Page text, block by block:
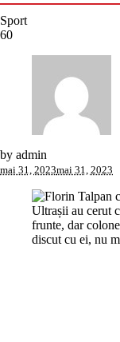
Sport
60
by admin
mai 31, 2023mai 31, 2023